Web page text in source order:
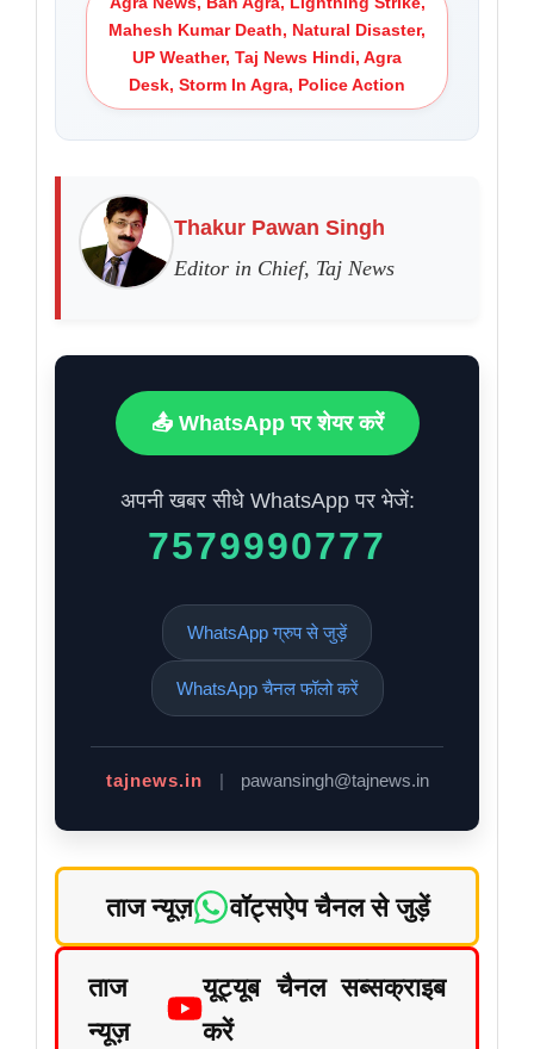
Mahesh Kumar Death, Natural Disaster,
UP Weather, Taj News Hindi, Agra
Desk, Storm In Agra, Police Action
Thakur Pawan Singh
Editor in Chief, Taj News
📤 WhatsApp पर शेयर करें
अपनी खबर सीधे WhatsApp पर भेजें:
7579990777
WhatsApp ग्रुप से जुड़ें
WhatsApp चैनल फॉलो करें
tajnews.in | pawansingh@tajnews.in
ताज न्यूज़ वॉट्सऐप चैनल से जुड़ें
ताज
न्यूज़
यूट्यूब चैनल सब्सक्राइब
करें